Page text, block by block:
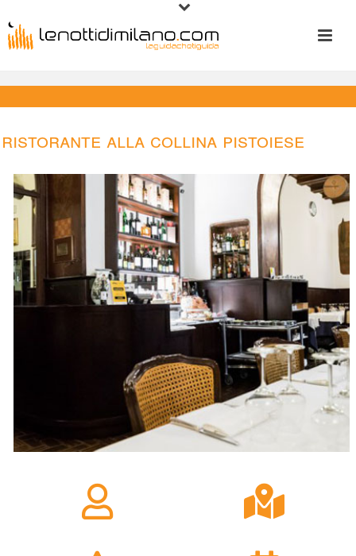
Ristorante Alla Collina Pistoiese